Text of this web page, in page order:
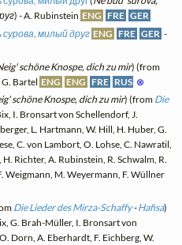
) - A. Rubinstein ENG FRE GER
сурова, милый друг ENG FRE GER -
schöne Knospe, dich zu mir) (from
G. Bartel ENG ENG FRE RUS ⊗
schöne Knospe, dich zu mir) (from Die
I. Bronsart von Schellendorf, J.
L. Hartmann, W. Hill, H. Huber, G.
C. von Lambort, O. Lohse, C. Nawratil,
Richter, A. Rubinstein, R. Schwalm, R.
Weigmann, M. Weyermann, F. Wüllner
Die Lieder des Mirza-Schaffy-Hafisa)
G. Brah-Müller, I. Bronsart von
Dorn, A. Eberhardt, F. Eichberg, W.